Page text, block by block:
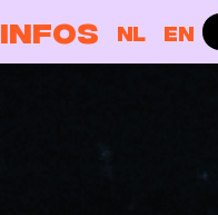
INFOS NL EN